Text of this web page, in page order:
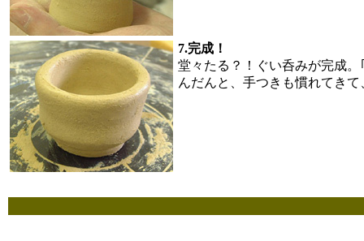
7.完成！
堂々たる？！ぐい呑みが完成
んだんと、手つきも慣れてき